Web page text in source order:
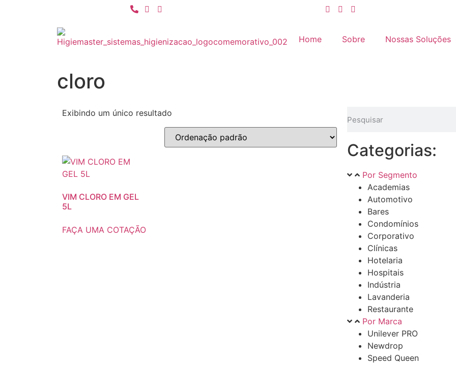
Home Sobre Nossas Soluções
cloro
Exibindo um único resultado
VIM CLORO EM GEL
5L
FAÇA UMA COTAÇÃO
Categorias:
Por Segmento
Academias
Automotivo
Bares
Condomínios
Corporativo
Clínicas
Hotelaria
Hospitais
Indústria
Lavanderia
Restaurante
Por Marca
Unilever PRO
Newdrop
Speed Queen